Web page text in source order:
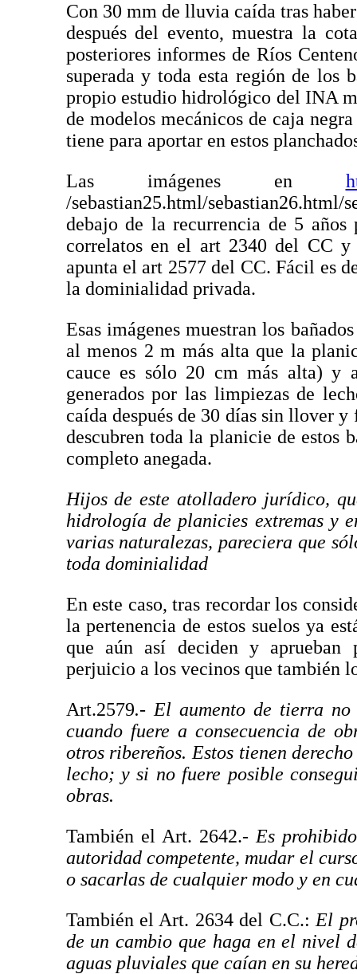
Con 30 mm de lluvia caída tras
después del evento, muestra la
posteriores informes de Ríos
superada y toda esta región de los
propio estudio hidrológico del INA
de modelos mecánicos de caja
tiene para aportar en estos
Las imágenes en
/sebastian25.html/sebastian26.html/
debajo de la recurrencia de 5
correlatos en el art 2340 del CC
apunta el art 2577 del CC. Fácil es
la dominialidad privada.
Esas imágenes muestran los
al menos 2 m más alta que la
cauce es sólo 20 cm más alta) y
generados por las limpiezas de
caída después de 30 días sin llover
descubren toda la planicie de estos
completo anegada.
Hijos de este atolladero jurídico,
hidrología de planicies extremas y
varias naturalezas, pareciera que
toda dominialidad
En este caso, tras recordar los
la pertenencia de estos suelos ya
que aún así deciden y aprueban
perjuicio a los vecinos que también
Art.2579.- El aumento de tierra no
cuando fuere a consecuencia de
otros ribereños. Estos tienen
lecho; y si no fuere posible
obras.
También el Art. 2642.- Es
autoridad competente, mudar el
o sacarlas de cualquier modo y en
También el Art. 2634 del C.C.: El
de un cambio que haga en el nivel
aguas pluviales que caían en su